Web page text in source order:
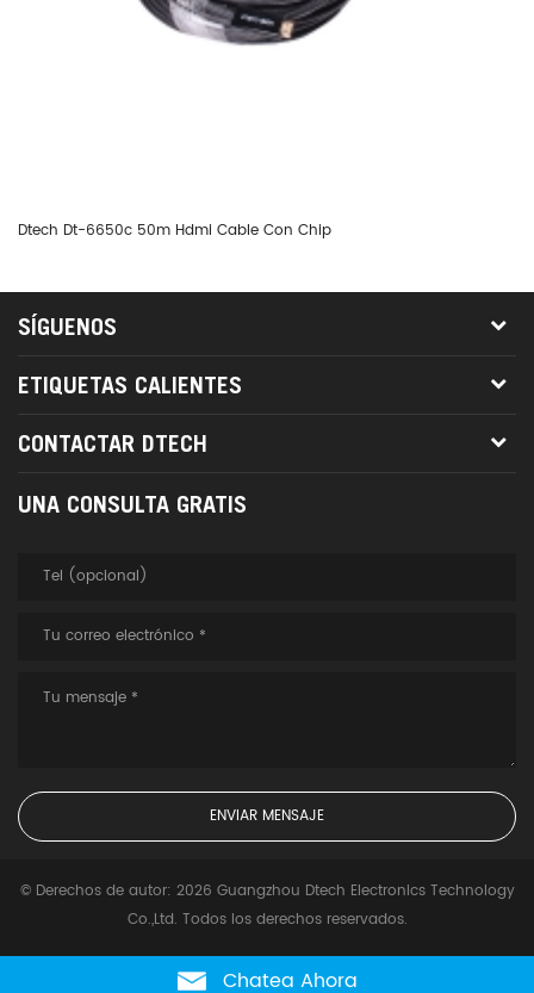
Dtech Dt-6650c 50m Hdmi Cable Con Chip
SÍGUENOS
ETIQUETAS CALIENTES
CONTACTAR DTECH
UNA CONSULTA GRATIS
© Derechos de autor: 2026 Guangzhou Dtech Electronics Technology
Co.,Ltd. Todos los derechos reservados.
Chatea Ahora